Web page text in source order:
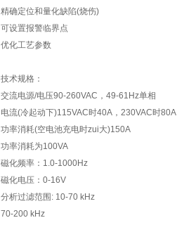
精确定位和量化缺陷(烧伤)
可设置报警临界点
优化工艺参数
技术规格：
交流电源/电压90-260VAC，49-61Hz单相
电流(冷起动下)115VAC时40A，230VAC时80A
功率消耗(空电池充电时zui大)150A
功率消耗为100VA
磁化频率：1.0-1000Hz
磁化电压：0-16V
分析过滤范围: 10-70 kHz
70-200 kHz